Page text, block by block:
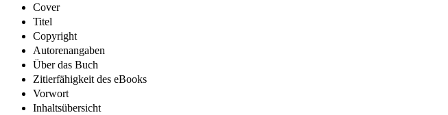
Cover
Titel
Copyright
Autorenangaben
Über das Buch
Zitierfähigkeit des eBooks
Vorwort
Inhaltsübersicht